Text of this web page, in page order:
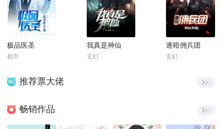
极品医圣
都市
我真是神仙
玄幻
逐暗佣兵团
玄幻
推荐票大佬
畅销作品